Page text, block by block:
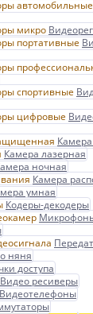
Камера лазерная
ночная
Камера
умная
Кодеры-декодеры
няня
доступа
Видео ресиверы
Видеотелефоны